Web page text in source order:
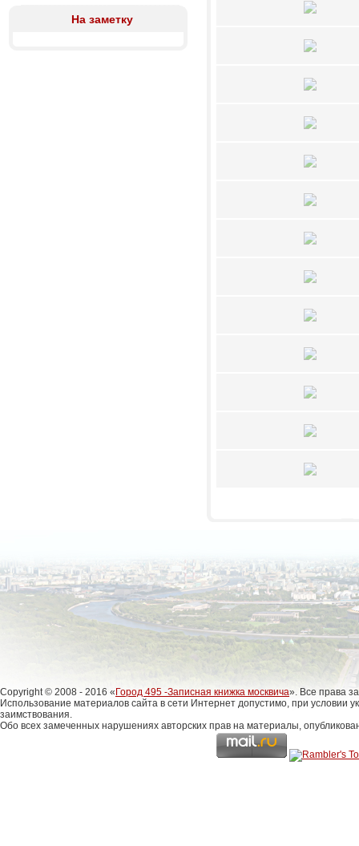
На заметку
Copyright © 2008 - 2016 «Город 495 -Записная книжка москвича». Все права
Использование материалов сайта в сети Интернет допустимо, при условии
заимствования.
Обо всех замеченных нарушениях авторских прав на материалы,